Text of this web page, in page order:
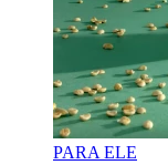
PARA ELE